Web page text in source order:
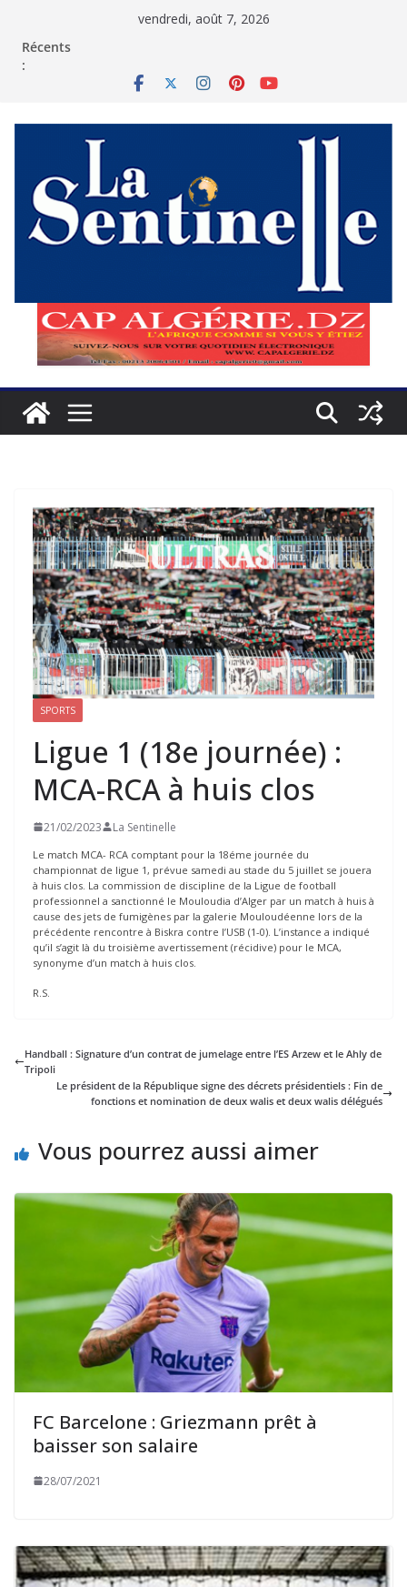
vendredi, août 7, 2026
Récents
:
SPORTS
Ligue 1 (18e journée) :
MCA-RCA à huis clos
21/02/2023 La Sentinelle
Le match MCA- RCA comptant pour la 18éme journée du
championnat de ligue 1, prévue samedi au stade du 5 juillet se jouera
à huis clos. La commission de discipline de la Ligue de football
professionnel a sanctionné le Mouloudia d’Alger par un match à huis à
cause des jets de fumigènes par la galerie Mouloudéenne lors de la
précédente rencontre à Biskra contre l’USB (1-0). L’instance a indiqué
qu’il s’agit là du troisième avertissement (récidive) pour le MCA,
synonyme d’un match à huis clos.
R.S.
Handball : Signature d’un contrat de jumelage entre l’ES Arzew et le Ahly de
Tripoli
Le président de la République signe des décrets présidentiels : Fin de
fonctions et nomination de deux walis et deux walis délégués
Vous pourrez aussi aimer
FC Barcelone : Griezmann prêt à
baisser son salaire
28/07/2021